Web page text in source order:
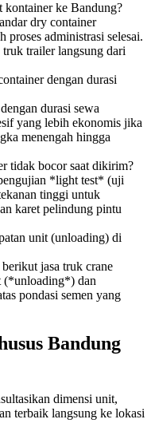
kontainer ke Bandung?
dry container
proses administrasi selesai.
trailer langsung dari
dengan durasi
durasi sewa
yang lebih ekonomis jika
menengah hingga
tidak bocor saat dikirim?
*light test* (uji
tinggi untuk
karet pelindung pintu
unit (unloading) di
jasa truk crane
(*unloading*) dan
pondasi semen yang
Bandung
dimensi unit,
terbaik langsung ke lokasi